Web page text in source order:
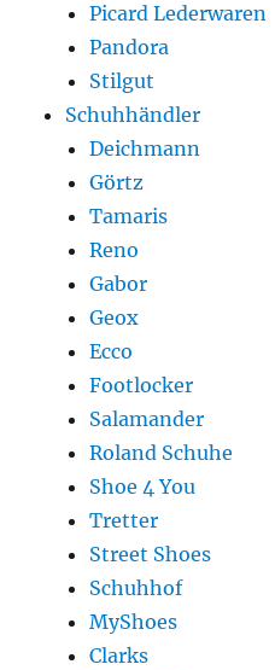
Picard Lederwaren
Pandora
Stilgut
Schuhhändler
Deichmann
Görtz
Tamaris
Reno
Gabor
Geox
Ecco
Footlocker
Salamander
Roland Schuhe
Shoe 4 You
Tretter
Street Shoes
Schuhhof
MyShoes
Clarks